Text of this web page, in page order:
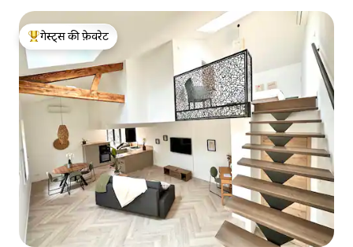
गेस्ट्स का टॉप फ़ेवरेट
गेस्ट्स की फ़ेवरेट